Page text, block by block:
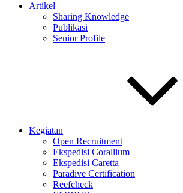
Artikel
Sharing Knowledge
Publikasi
Senior Profile
Kegiatan
Open Recruitment
Ekspedisi Corallium
Ekspedisi Caretta
Paradive Certification
Reefcheck